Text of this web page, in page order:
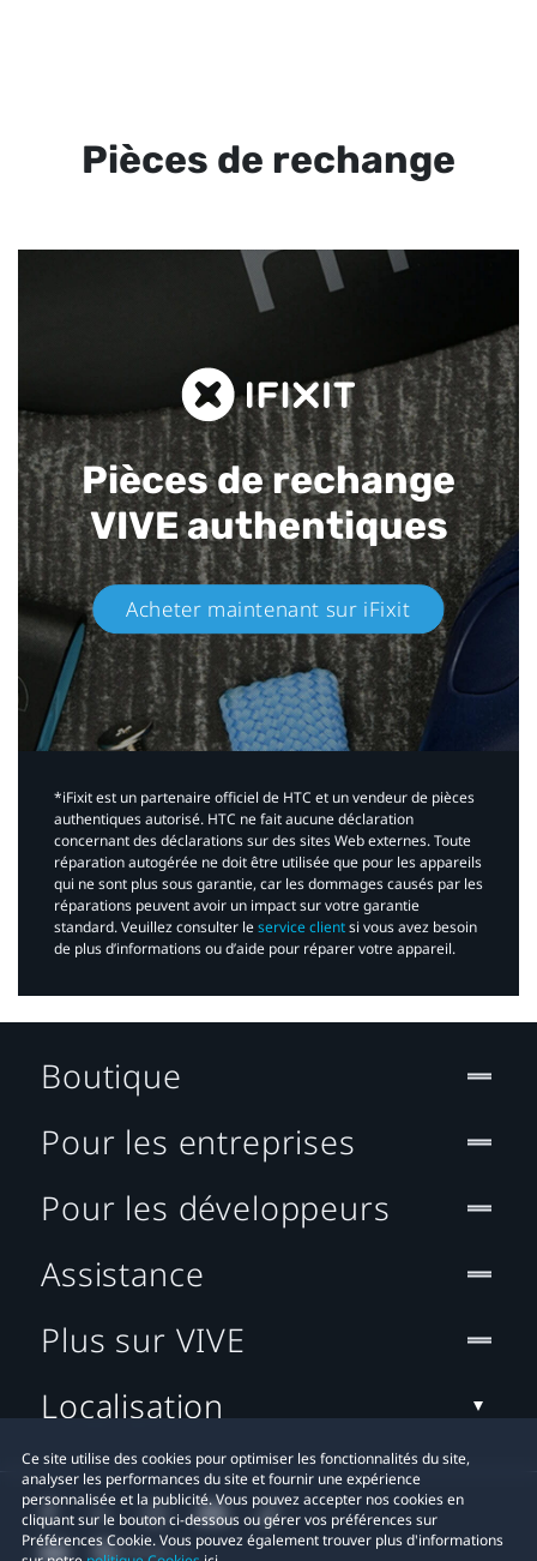
Pièces de rechange
Pièces de rechange
VIVE authentiques​
Acheter maintenant sur iFixit​
*iFixit est un partenaire officiel de HTC et un vendeur de pièces
authentiques autorisé. HTC ne fait aucune déclaration
concernant des déclarations sur des sites Web externes. Toute
réparation autogérée ne doit être utilisée que pour les appareils
qui ne sont plus sous garantie, car les dommages causés par les
réparations peuvent avoir un impact sur votre garantie
standard. Veuillez consulter leservice clientsi vous avez besoin
de plus d’informations ou d’aide pour réparer votre appareil.​
Ce site utilise des cookies pour optimiser les fonctionnalités du site,
analyser les performances du site et fournir une expérience
personnalisée et la publicité. Vous pouvez accepter nos cookies en
cliquant sur le bouton ci-dessous ou gérer vos préférences sur
Préférences Cookie. Vous pouvez également trouver plus d'informations
Boutique
Pour les entreprises
Pour les développeurs
Assistance
Plus sur VIVE
Localisation